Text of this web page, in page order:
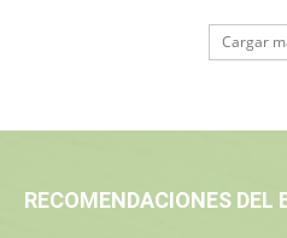
Cargar
RECOMENDACIONES DEL